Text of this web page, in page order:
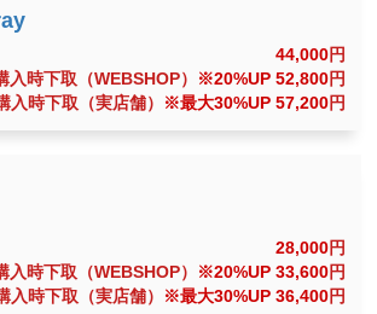
44,000円
入時下取（WEBSHOP）
※20%UP 52,800円
入時下取（実店舗）
※最大30%UP 57,200円
28,000円
入時下取（WEBSHOP）
※20%UP 33,600円
入時下取（実店舗）
※最大30%UP 36,400円